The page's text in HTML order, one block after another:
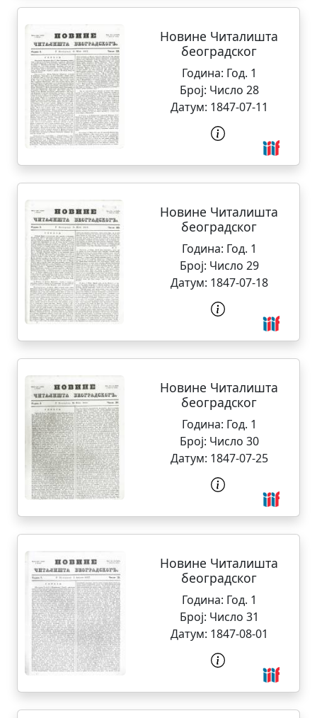
Новине Читалишта
београдског
Година: Год. 1
Број: Число 28
Датум: 1847-07-11
Новине Читалишта
београдског
Година: Год. 1
Број: Число 29
Датум: 1847-07-18
Новине Читалишта
београдског
Година: Год. 1
Број: Число 30
Датум: 1847-07-25
Новине Читалишта
београдског
Година: Год. 1
Број: Число 31
Датум: 1847-08-01